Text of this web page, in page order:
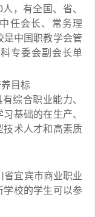
，有全国、省、
任会长、常务理
是中国职教学会管
专委会副会长单
目标
综合职业能力、
基础的在生产、
技术人才和高素质
省宜宾市商业职业
学校的学生可以参